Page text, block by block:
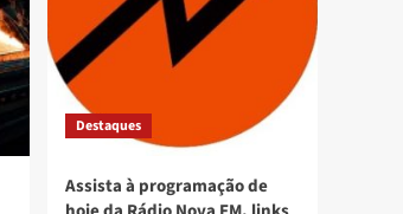
Destaques
Assista à programação de